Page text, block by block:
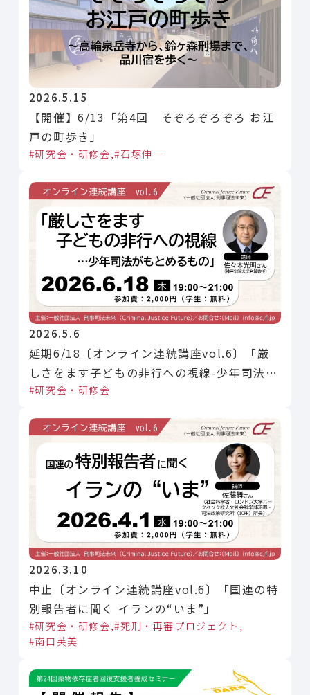
2026.5.15
【開催】6/13「第4回 そぞろぞろぞろ お江
戸の町歩き」
研究会・研修会 石塚伸一
2026.5.6
延期6/18〔オンライン連続講座vol.6〕「厳
しさをます子どもの非行への視線-少年司法が
もとめるもの」
研究会・研修会
2026.3.10
中止〔オンライン連続講座vol.6〕「国連の特
別報告者に聞く イランの“いま”」
研究会・研修会
死刑・再審プロジェクト
南口芙美